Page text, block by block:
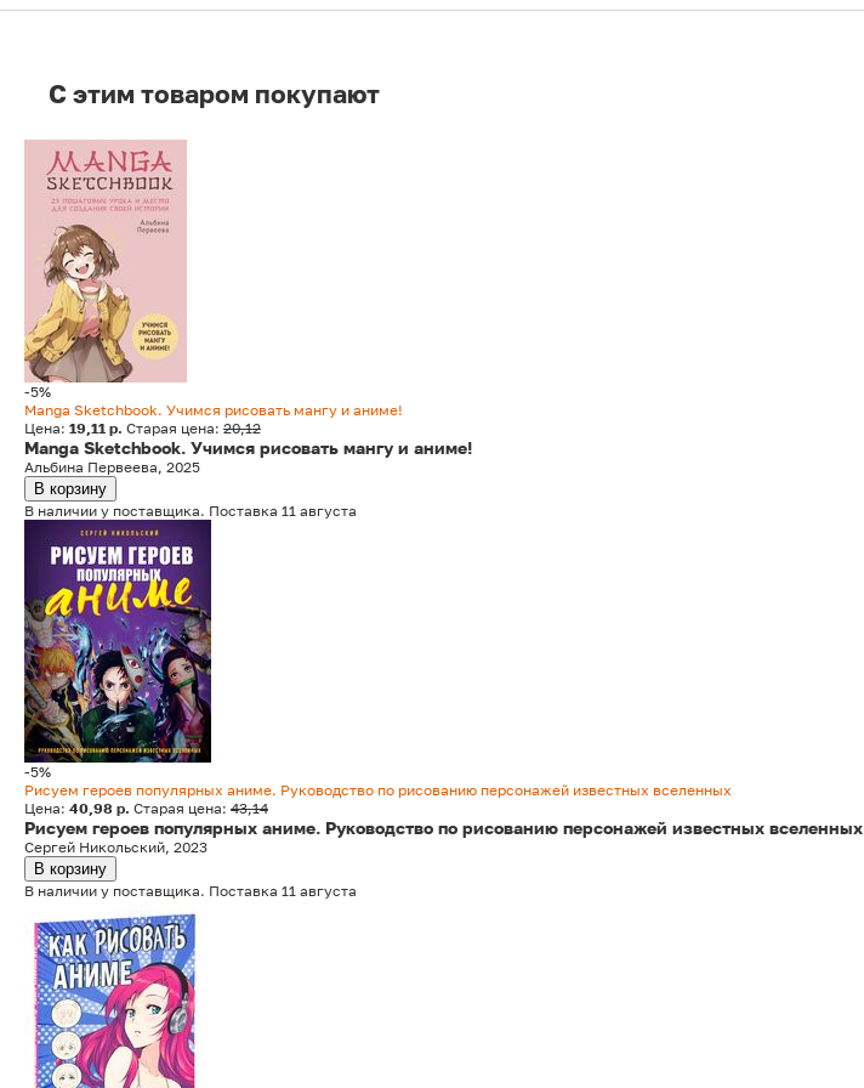
C этим товаром покупают
-5%
Manga Sketchbook. Учимся рисовать мангу и аниме!
Цена: 19,11 р. Старая цена: 20,12
Manga Sketchbook. Учимся рисовать мангу и аниме!
Альбина Первеева, 2025
В корзину
В наличии у поставщика. Поставка 11 августа
-5%
Рисуем героев популярных аниме. Руководство по рисованию персонажей известных вселенных
Цена: 40,98 р. Старая цена: 43,14
Рисуем героев популярных аниме. Руководство по рисованию персонажей известных вселенных
Сергей Никольский, 2023
В корзину
В наличии у поставщика. Поставка 11 августа